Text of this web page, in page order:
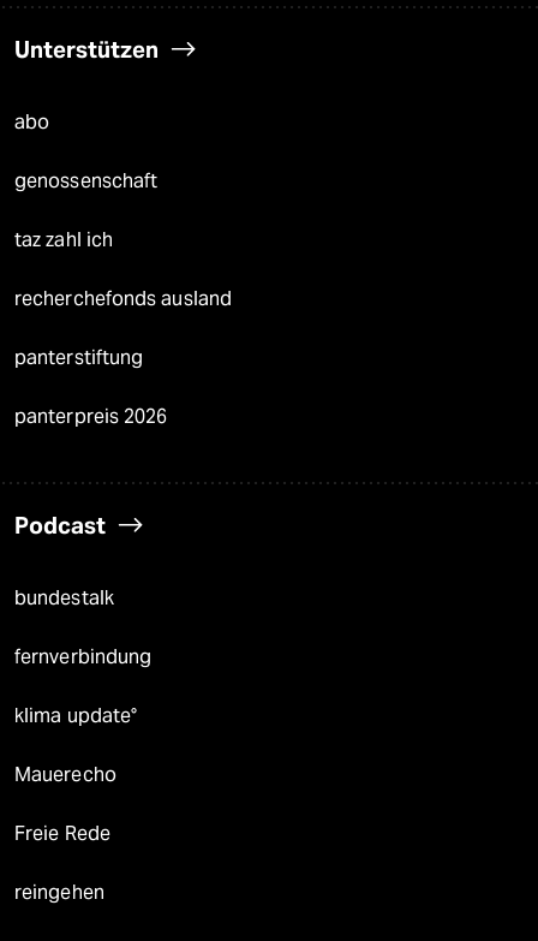
Unterstützen
abo
genossenschaft
taz zahl ich
recherchefonds ausland
panterstiftung
panterpreis 2026
Podcast
bundestalk
fernverbindung
klima update°
Mauerecho
Freie Rede
reingehen